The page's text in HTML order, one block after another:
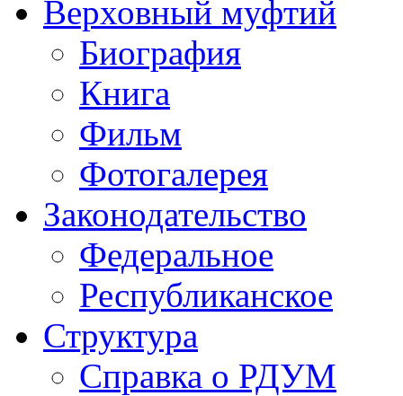
Верховный муфтий
Биография
Книга
Фильм
Фотогалерея
Законодательство
Федеральное
Республиканское
Структура
Справка о РДУМ